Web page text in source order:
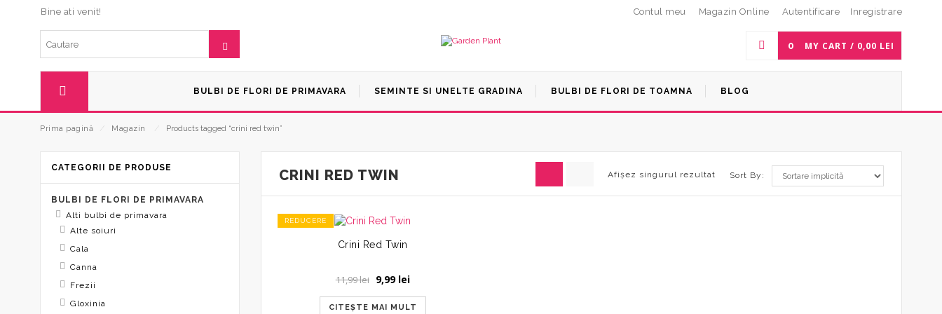
Bine ati venit! Contul meu Magazin Online Autentificare Inregistrare
0 MY CART / 0,00 LEI
BULBI DE FLORI DE PRIMAVARA SEMINTE SI UNELTE GRADINA BULBI DE FLORI DE TOAMNA BLOG
Prima pagină Magazin Products tagged “crini red twin”
CRINI RED TWIN Afișez singurul rezultat Sort By:
REDUCERE
Crini Red Twin
11,99lei Prețul
a
9,99 leiPrețul
este:
CITEȘTE MAI MULT
CATEGORII DE PRODUSE
BULBI DE FLORI DE PRIMAVARA
Alti bulbi de primavara
Alte soiuri
Cala
Canna
Frezii
Gloxinia